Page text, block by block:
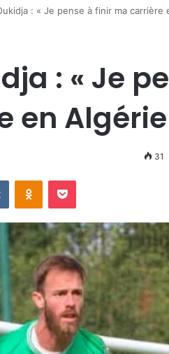
: « Je pense à finir ma carrière
: « Je
en Algérie
31
VKontakteOdnoklassniki
Pocket